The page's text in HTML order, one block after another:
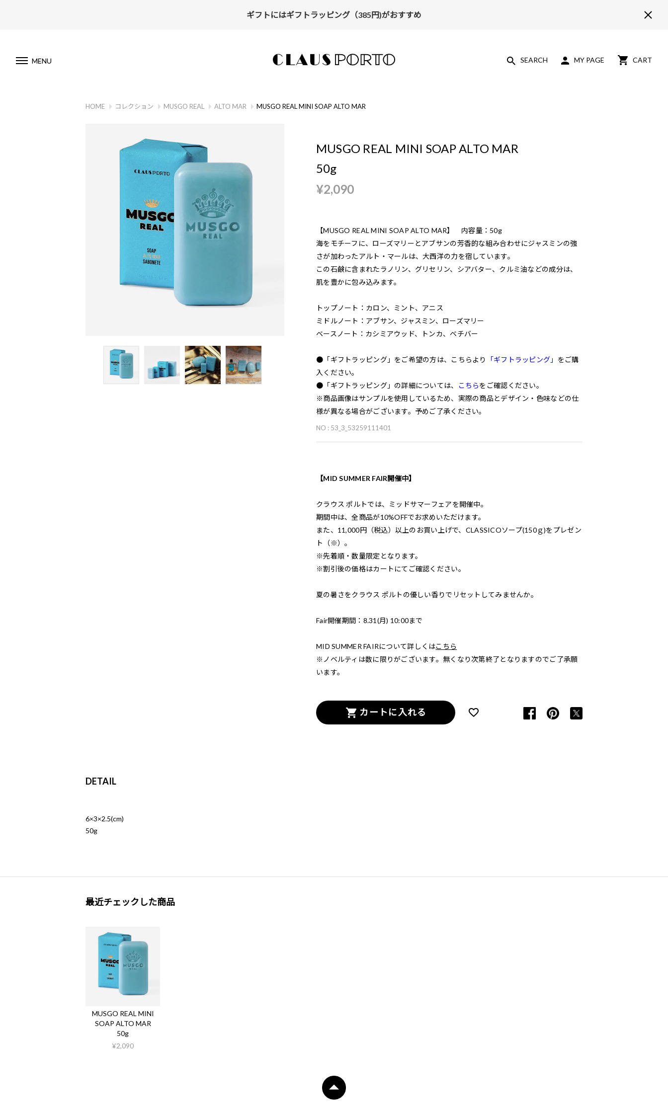
ギフトにはギフトラッピング（385円)がおすすめ
MENU SEARCH MY PAGE CART
HOME コレクション MUSGO REAL ALTO MAR MUSGO REAL MINI SOAP ALTO MAR
MUSGO REAL MINI SOAP ALTO MAR
50g
¥2,090
【MUSGO REAL MINI SOAP ALTO MAR】 内容量：50g
海をモチーフに、ローズマリーとアブサンの芳香的な組み合わせにジャスミンの強
さが加わったアルト・マールは、大西洋の力を宿しています。
この石鹸に含まれたラノリン、グリセリン、シアバター、クルミ油などの成分は、
肌を豊かに包み込みます。
トップノート：カロン、ミント、アニス
ミドルノート：アブサン、ジャスミン、ローズマリー
ベースノート：カシミアウッド、トンカ、ベチバー
●「ギフトラッピング」をご希望の方は、こちらより 「ギフトラッピング」 をご購
入ください。
●「ギフトラッピング」の詳細については、
こちらをご確認ください。
※商品画像はサンプルを使用しているため、実際の商品とデザイン・色味などの仕
様が異なる場合がございます。予めご了承ください。
NO : 53_3_53259111401
【MID SUMMER FAIR開催中】
クラウス ポルトでは、ミッドサマーフェアを開催中。
期間中は、全商品が10%OFFでお求めいただけます。
また、11,000円（税込）以上のお買い上げで、CLASSICOソープ(150ｇ)をプレゼン
ト（※）。
※先着順・数量限定となります。
※割引後の価格はカートにてご確認ください。
夏の暑さをクラウス ポルトの優しい香りでリセットしてみませんか。
Fair開催期間：8.31(月) 10:00まで
MID SUMMER FAIRについて詳しくはこちら
※ノベルティは数に限りがございます。無くなり次第終了となりますのでご了承願
います。
カートに入れる
DETAIL
6×3×2.5(cm)
50g
最近チェックした商品
MUSGO REAL MINI
SOAP ALTO MAR
50g
¥2,090